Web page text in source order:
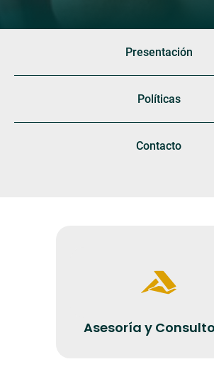
Presentación
Políticas
Contacto
Asesoría y